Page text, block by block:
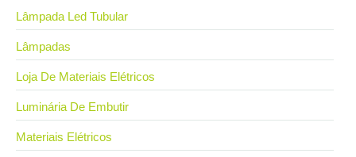
Lâmpada Led Tubular
Lâmpadas
Loja De Materiais Elétricos
Luminária De Embutir
Materiais Elétricos